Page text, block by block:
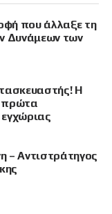
που άλλαξε τη
Δυνάμεων των
Η
πρώτα
– Αντιστράτηγος